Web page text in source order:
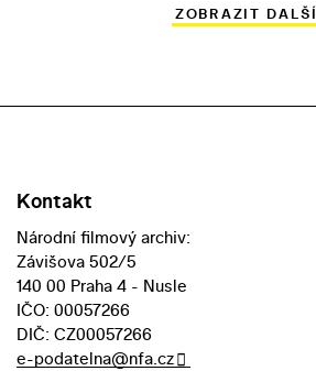
ZOBRAZIT DALŠÍ
Kontakt
Národní filmový archiv:
Závišova 502/5
140 00 Praha 4 - Nusle
IČO: 00057266
DIČ: CZ00057266
e-podatelna@nfa.cz